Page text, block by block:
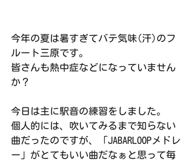
今年の夏は暑すぎてバテ気味(汗)のフ
ルート三原です。
皆さんも熱中症などになっていません
か？
今日は主に駅音の練習をしました。
個人的には、吹いてみるまで知らない
曲だったのですが、「JABARLOOPメドレ
ー」がとてもいい曲だなぁと思って毎